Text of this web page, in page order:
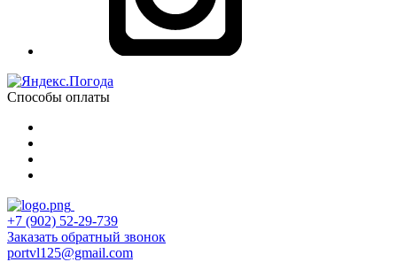
Способы оплаты
+7 (902) 52-29-739
Заказать обратный звонок
portvl125@gmail.com